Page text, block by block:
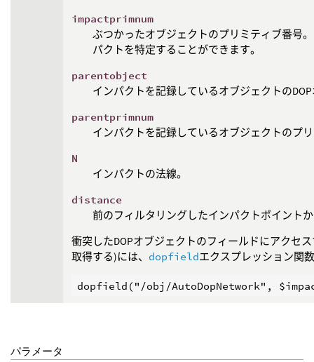
impactprimnum
ぶつかったオブジェクトのプリミティブ番号
パクトを特定することができます。
parentobject
インパクトを記録しているオブジェクトの
parentprimnum
インパクトを記録しているオブジェクトのプ
N
インパクトの法線。
distance
前のフィルタリングしたインパクトポイント
衝突したDOPオブジェクトのフィールドにアクセ
取得する)には、 dopfieldエクスプレッション関
パラメータ